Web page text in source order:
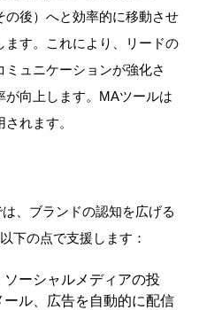
の後）へと効率的に移動させ
ます。これにより、リードの
ュニケーションが強化さ
向上します。MAツールは
れます。
、ブランドの認知を広げる
下の点で支援します：
ソーシャルメディアの投
ル、広告を自動的に配信